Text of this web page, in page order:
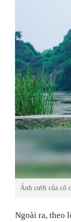
Ảnh cưới của cô
Ngoài ra, theo